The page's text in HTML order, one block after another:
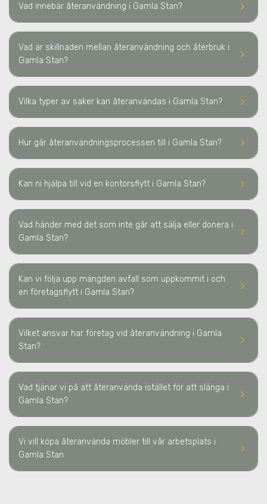
keyboard_arrow_right
Vad innebär återanvändning i Gamla Stan?
keyboard_arrow_right
Vad är skillnaden mellan återanvändning och återbruk i
Gamla Stan?
keyboard_arrow_right
Vilka typer av saker kan återanvändas i Gamla Stan?
keyboard_arrow_right
Hur går återanvändningsprocessen till i Gamla Stan?
keyboard_arrow_right
Kan ni hjälpa till vid en kontorsflytt i Gamla Stan?
keyboard_arrow_right
Vad händer med det som inte går att sälja eller donera i
Gamla Stan?
keyboard_arrow_right
Kan vi följa upp mängden avfall som uppkommit i och
en företagsflytt i Gamla Stan?
keyboard_arrow_right
Vilket ansvar har företag vid återanvändning i Gamla
Stan?
keyboard_arrow_right
Vad tjänar vi på att återanvända istället för att slänga i
Gamla Stan?
keyboard_arrow_right
Vi vill köpa återanvända möbler till vår arbetsplats i
Gamla Stan